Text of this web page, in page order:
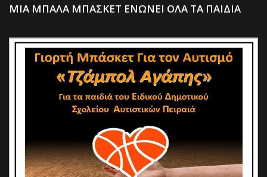
ΜΙΑ ΜΠΑΛΑ ΜΠΑΣΚΕΤ ΕΝΩΝΕΙ ΟΛΑ ΤΑ ΠΑΙΔΙΑ